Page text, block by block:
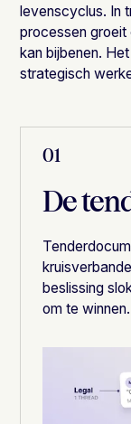
levenscyclus. In
processen groeit
kan bijbenen.
strategisch
01
De
beslissing
om te winnen.